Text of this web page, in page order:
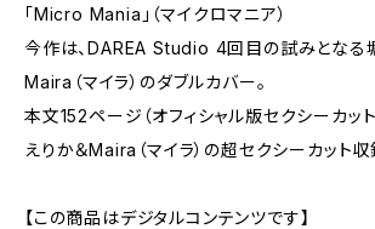
「Micro Mania」（マイクロマニア）
今作は、DAREA Studio 4回目の試みとなる
Maira（マイラ）のダブルカバー。
本文152ページ（オフィシャル版セクシーカット
えりか＆Maira（マイラ）の超セクシーカット収
【この商品はデジタルコンテンツです】